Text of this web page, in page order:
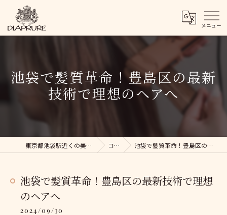
池袋で髪質革命！豊島区の最新
技術で理想のヘアへ
東京都池袋駅近くの美容院ならDIAPRURE コラム 池袋で髪質革命！豊島区の最新技術で理想のヘアへ
池袋で髪質革命！豊島区の最新技術で理想
のヘアへ
2024/09/30